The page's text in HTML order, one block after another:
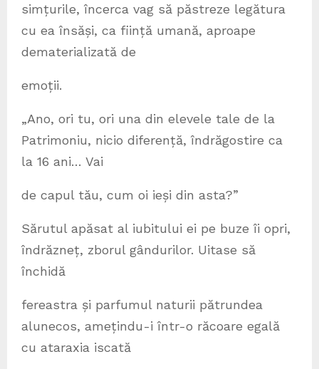
simțurile, încerca vag să păstreze legătura
cu ea însăși, ca ființă umană, aproape
dematerializată de
emoții.
„Ano, ori tu, ori una din elevele tale de la
Patrimoniu, nicio diferență, îndrăgostire ca
la 16 ani… Vai
de capul tău, cum oi ieși din asta?”
Sărutul apăsat al iubitului ei pe buze îi opri,
îndrăzneț, zborul gândurilor. Uitase să
închidă
fereastra și parfumul naturii pătrundea
alunecos, amețindu-i într-o răcoare egală
cu ataraxia iscată